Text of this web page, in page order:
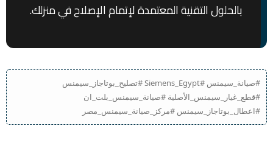
بالحلول التقنية المعتمدة لإتمام الإصلاح في منزلك.
#صيانة_سيمنس #Siemens_Egypt #تصليح_بوتاجاز_سيمنس
#قطع_غيار_سيمنس_الأصلية #صيانة_سيمنس_بلت_ان
#اعطال_بوتاجاز_سيمنس #مركز_صيانة_سيمنس_مصر